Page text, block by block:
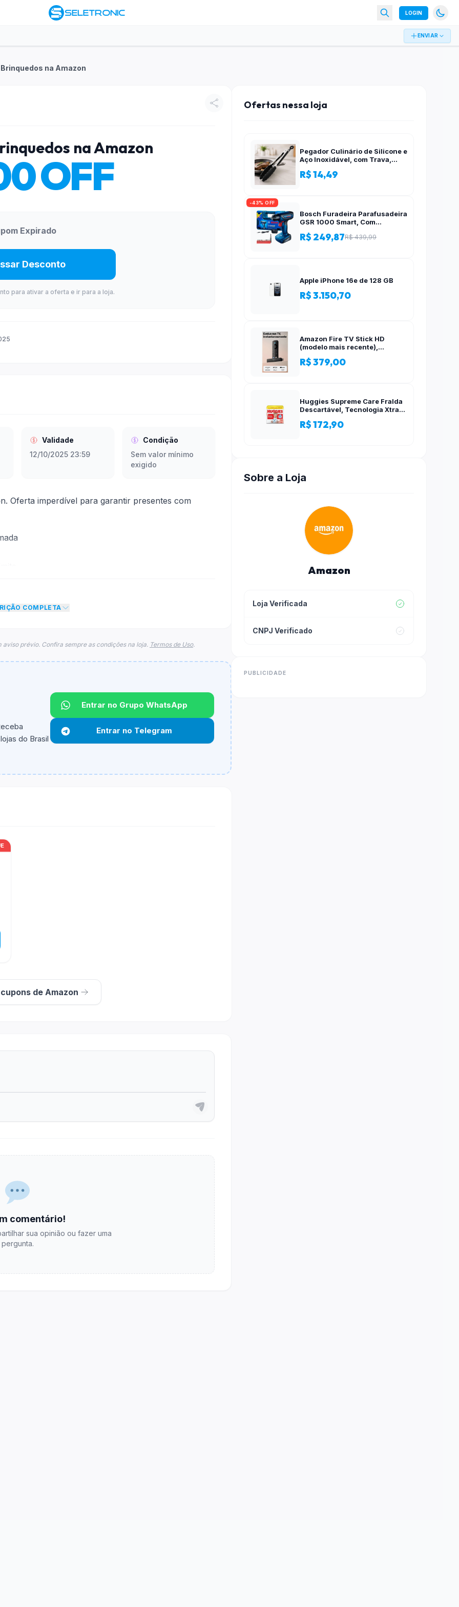
LOGIN
ENVIAR
Brinquedos na Amazon
na Amazon
OFF
Expirado
Desconto
para ativar a oferta e ir para a loja.
Validade
12/10/2025 23:59
Condição
Sem valor mínimo
exigido
Oferta imperdível para garantir presentes com
de R$ 100,00 no total do carrinho, não foram
máximo para esse cupom.
informado.
COMPLETA
prévio. Confira sempre as condições na loja. Termos de Uso.
do Brasil
Entrar no Grupo WhatsApp
Entrar no Telegram
de Amazon
comentário!
sua opinião ou fazer uma
pergunta.
Ofertas nessa loja
Pegador Culinário de Silicone e
Aço Inoxidável, com Trava,
Preto, de 28 cm, Para salada,
R$ 14,49
-43% OFF
Bosch Furadeira Parafusadeira
GSR 1000 Smart, Com
R$ 249,87R$ 439,99
Apple iPhone 16e de 128 GB
R$ 3.150,70
Amazon Fire TV Stick HD
(modelo mais recente),
Alexa, alimentado pela TV, com
R$ 379,00
Huggies Supreme Care Fralda
Descartável, Tecnologia Xtra-
Proteção, XG, 140 Unidades
R$ 172,90
Sobre a Loja
Amazon
Loja Verificada
CNPJ Verificado
PUBLICIDADE